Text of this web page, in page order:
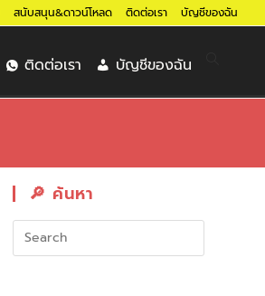
สนับสนุน&ดาวน์โหลด ติดต่อเรา บัญชีของฉัน
ติดต่อเรา บัญชีของฉัน
🔎︎ ค้นหา